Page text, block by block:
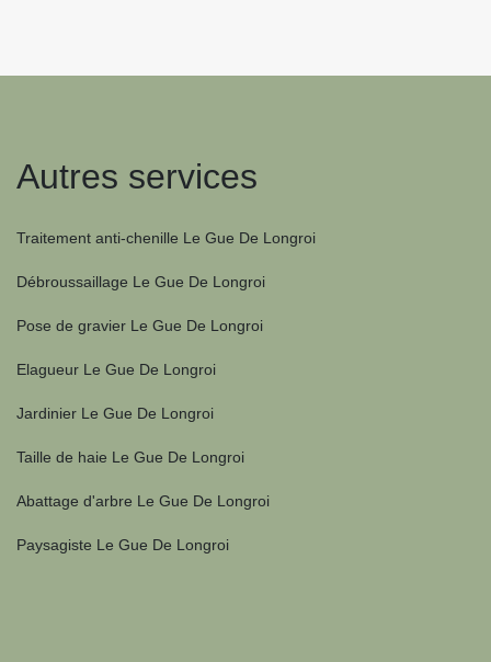
Autres services
Traitement anti-chenille Le Gue De Longroi
Débroussaillage Le Gue De Longroi
Pose de gravier Le Gue De Longroi
Elagueur Le Gue De Longroi
Jardinier Le Gue De Longroi
Taille de haie Le Gue De Longroi
Abattage d'arbre Le Gue De Longroi
Paysagiste Le Gue De Longroi